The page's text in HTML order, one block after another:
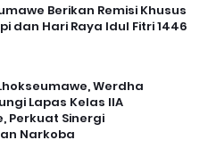
Berikan Remisi Khusus
dan Hari Raya Idul Fitri 1446
Werdha
Lapas Kelas IIA
Perkuat Sinergi
Narkoba